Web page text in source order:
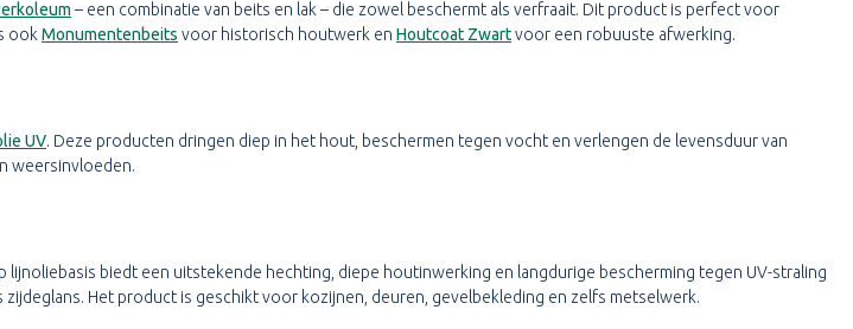
– een combinatie van beits en lak – die zowel beschermt als verfraait. Dit product is perfect voor
ook Monumentenbeits voor historisch houtwerk en Houtcoat Zwartvoor een robuuste afwerking.
UV. Deze producten dringen diep in het hout, beschermen tegen vocht en verlengen de levensduur van
weersinvloeden.
biedt een uitstekende hechting, diepe houtinwerking en langdurige bescherming tegen UV-straling
Het product is geschikt voor kozijnen, deuren, gevelbekleding en zelfs metselwerk.